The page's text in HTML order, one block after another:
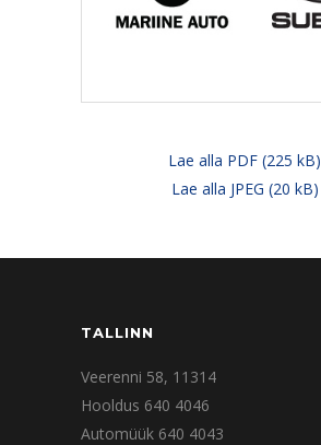
Lae alla PDF (225 kB)
Lae alla JPEG (20 kB)
TALLINN
Veerenni 58, 11314
Hooldus 640 4046
Automüük 640 4043